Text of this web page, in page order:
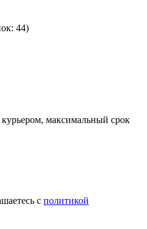
44)
максимальный срок
с политикой